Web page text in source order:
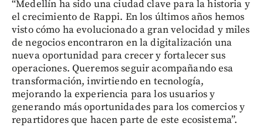
“Medellín ha sido una ciudad clave para la historia y
el crecimiento de Rappi. En los últimos años hemos
visto cómo ha evolucionado a gran velocidad y miles
de negocios encontraron en la digitalización una
nueva oportunidad para crecer y fortalecer sus
operaciones. Queremos seguir acompañando esa
transformación, invirtiendo en tecnología,
mejorando la experiencia para los usuarios y
generando más oportunidades para los comercios y
repartidores que hacen parte de este ecosistema”.